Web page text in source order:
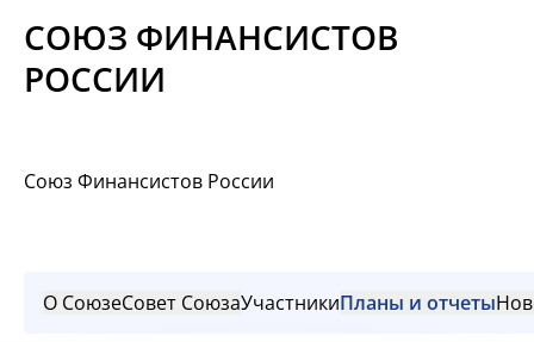
Материалы
СОЮЗ ФИНАНСИСТОВ
РОССИИ
Союз Финансистов России
О СоюзеСовет СоюзаУчастникиПланы и отчеты